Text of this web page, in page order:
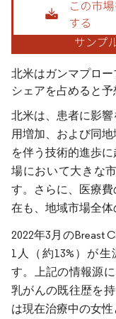
北米はガンマプロ
シェアを占めると予
北米は、患者に影
用増加、および同
を伴う技術的進歩
場において大きな
す。さらに、医療
在も、地域市場全体
2022年3月のBreast
1人（約13%）が
す。上記の情報源
乳がんの既往歴を
は現在治療中の女